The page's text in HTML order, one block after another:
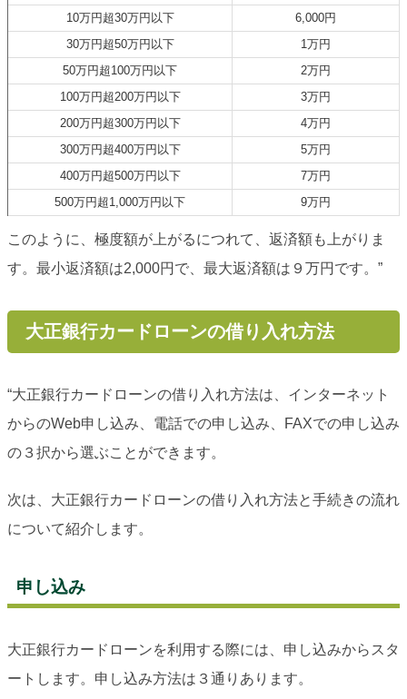
10万円超30万円以下
6,000円
30万円超50万円以下
1万円
50万円超100万円以下
2万円
100万円超200万円以下
3万円
200万円超300万円以下
4万円
300万円超400万円以下
5万円
400万円超500万円以下
7万円
500万円超1,000万円以下
9万円
このように、極度額が上がるにつれて、返済額も上がりま
す。最小返済額は2,000円で、最大返済額は９万円です。”
大正銀行カードローンの借り入れ方法
“大正銀行カードローンの借り入れ方法は、インターネット
からのWeb申し込み、電話での申し込み、FAXでの申し込み
の３択から選ぶことができます。
次は、大正銀行カードローンの借り入れ方法と手続きの流れ
について紹介します。
申し込み
大正銀行カードローンを利用する際には、申し込みからスタ
ートします。申し込み方法は３通りあります。